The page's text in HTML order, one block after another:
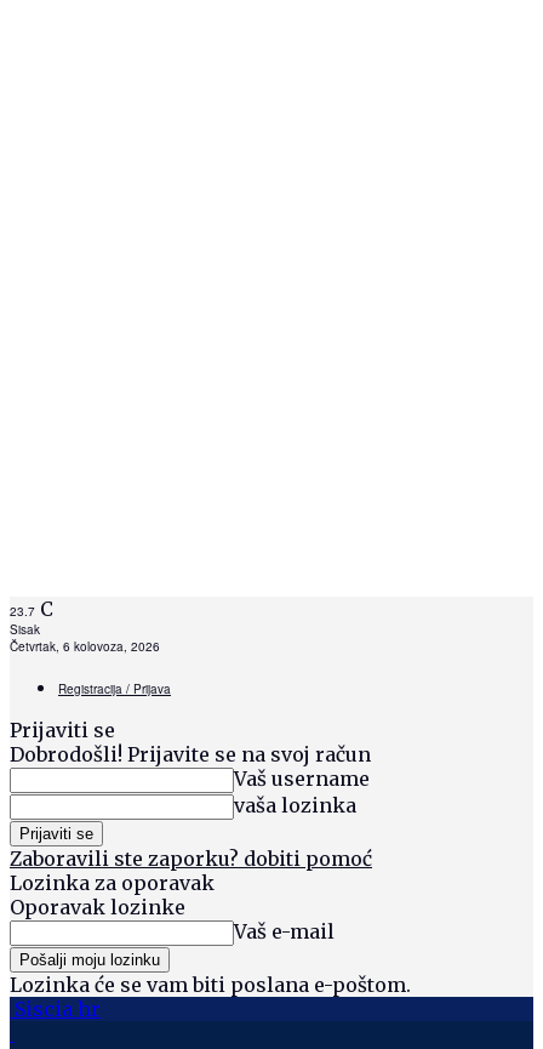
23.7 C
Sisak
Četvrtak, 6 kolovoza, 2026
Registracija / Prijava
Prijaviti se
Dobrodošli! Prijavite se na svoj račun
Vaš username
vaša lozinka
Zaboravili ste zaporku? dobiti pomoć
Lozinka za oporavak
Oporavak lozinke
Vaš e-mail
Lozinka će se vam biti poslana e-poštom.
Siscia hr